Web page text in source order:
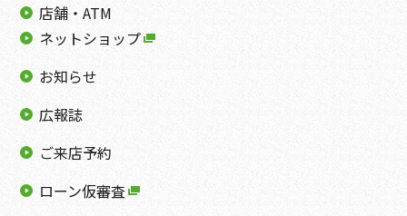
店舗・ATM
ネットショップ
お知らせ
広報誌
ご来店予約
ローン仮審査